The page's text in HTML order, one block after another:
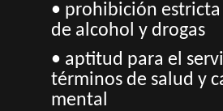
• prohibición
de alcohol y drogas
• aptitud para el
términos de salud y
mental